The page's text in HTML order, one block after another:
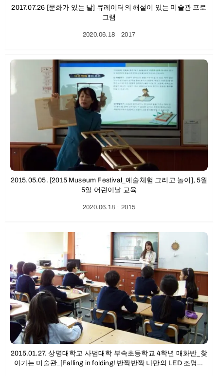
2017.07.26 [문화가 있는 날] 큐레이터의 해설이 있는 미술관 프로
그램
2020.06.18ㆍ2017
2015.05.05. [2015 Museum Festival_예술체험 그리고 놀이], 5월
5일 어린이날 교육
2020.06.18ㆍ2015
2015.01.27. 상명대학교 사범대학 부속초등학교 4학년 매화반_찾
아가는 미술관_[Falling in folding! 반짝반짝 나만의 LED 조명등